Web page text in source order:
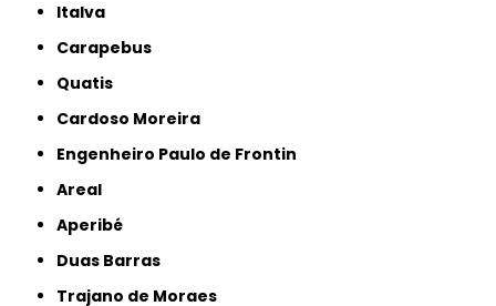
Italva
Carapebus
Quatis
Cardoso Moreira
Engenheiro Paulo de Frontin
Areal
Aperibé
Duas Barras
Trajano de Moraes